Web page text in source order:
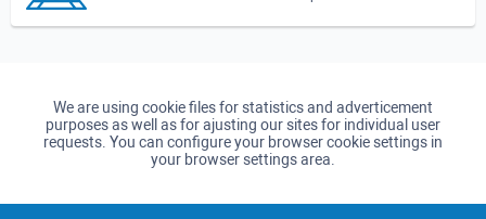
We are using cookie files for statistics and adverticement
purposes as well as for ajusting our sites for individual user
requests. You can configure your browser cookie settings in
your browser settings area.